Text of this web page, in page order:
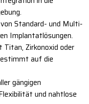
Standard- und Multi-
Implantatlösungen.
Titan, Zirkonoxid oder
auf die
gängigen
und nahtlose